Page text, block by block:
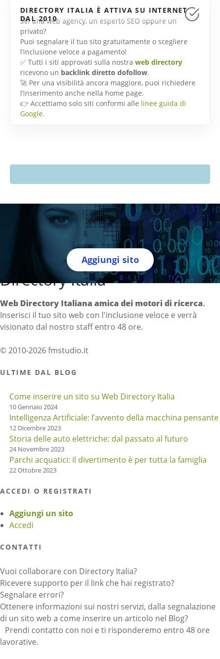
DIRECTORY ITALIA È ATTIVA SU INTERNET
DAL 2010
Sei una web agency, un esperto SEO oppure un
privato?
Puoi segnalare il tuo sito gratuitamente o scegliere
l’inclusione veloce a pagamento!
✅ Tutti i siti approvati sulla nostra web directory
ricevono un backlink diretto dofollow.
🚀 Per una visibilità ancora maggiore, puoi richiedere
l’inserimento anche nella home page.
👉 Accettiamo solo siti conformi alle linee guida di
Google.
Aggiungi sito
Directory Italia
Web Directory Italiana amica dei motori di ricerca.
Inserisci il tuo sito web con l'inclusione veloce e verrà
visionato dal nostro staff entro 48 ore.
© 2010-2026 fmstudio.it
ULTIME DAL BLOG
Come inserire un sito su Web Directory Italia
10 Gennaio 2024
Intelligenza Artificiale: l’avvento della macchina pensante
12 Dicembre 2023
Storia delle auto elettriche: dal passato al futuro
24 Novembre 2023
Parchi acquatici: il divertimento è per tutta la famiglia
22 Ottobre 2023
ACCEDI O REGISTRATI
Aggiungi un sito
Accedi
CONTATTI
Vuoi collaborare con Directory Italia?
Ricevere supporto per il link che hai registrato?
Segnalare errori?
Ottenere informazioni sui nostri servizi, dalla segnalazione
di un sito web a come inserire un articolo nel Blog?
Prendi contatto con noi e ti risponderemo entro 48 ore
lavorative.